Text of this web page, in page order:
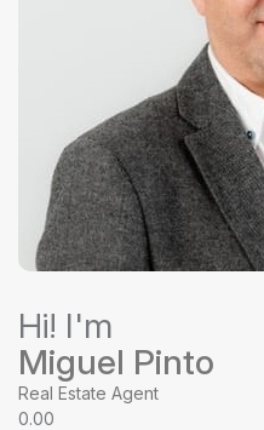
Hi! I'm
Miguel Pinto
Real Estate Agent
0.00